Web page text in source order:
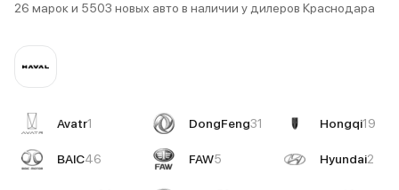
26 марок и 5503 новых авто в наличии у дилеров Краснодара
Avatr1
BAIC46
DongFeng31
FAW5
Hongqi19
Hyundai2